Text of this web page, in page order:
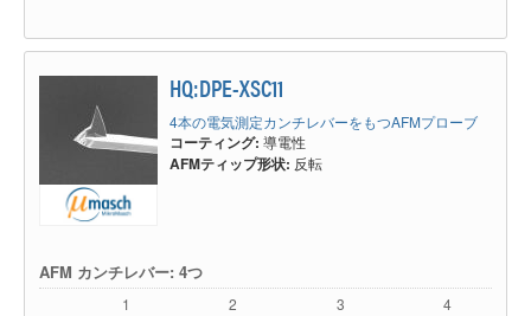
HQ:DPE-XSC11
4本の電気測定カンチレバーをもつAFMプローブ
コーティング: 導電性
AFMティップ形状: 反転
AFM カンチレバー: 4つ
1 2 3
4